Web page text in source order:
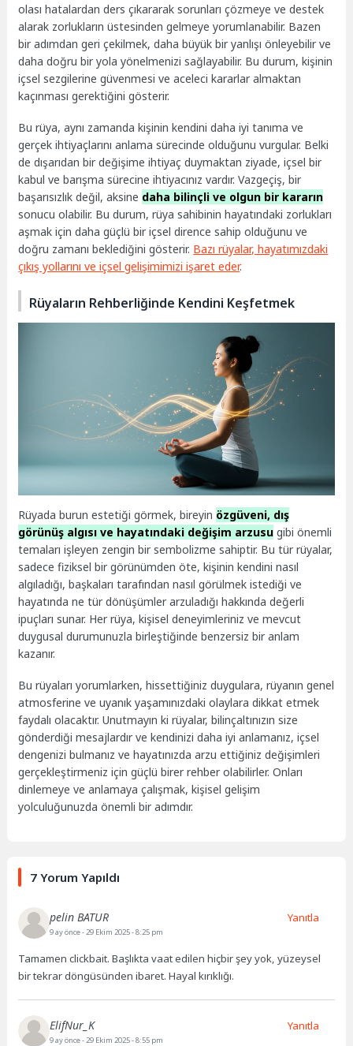
olası hatalardan ders çıkararak sorunları çözmeye ve destek
alarak zorlukların üstesinden gelmeye yorumlanabilir. Bazen
bir adımdan geri çekilmek, daha büyük bir yanlışı önleyebilir ve
daha doğru bir yola yönelmenizi sağlayabilir. Bu durum, kişinin
içsel sezgilerine güvenmesi ve aceleci kararlar almaktan
kaçınması gerektiğini gösterir.
Bu rüya, aynı zamanda kişinin kendini daha iyi tanıma ve
gerçek ihtiyaçlarını anlama sürecinde olduğunu vurgular. Belki
de dışarıdan bir değişime ihtiyaç duymaktan ziyade, içsel bir
kabul ve barışma sürecine ihtiyacınız vardır. Vazgeçiş, bir
başarısızlık değil, aksine daha bilinçli ve olgun bir kararın
sonucu olabilir. Bu durum, rüya sahibinin hayatındaki zorlukları
aşmak için daha güçlü bir içsel dirence sahip olduğunu ve
doğru zamanı beklediğini gösterir. Bazı rüyalar, hayatımızdaki
çıkış yollarını ve içsel gelişimimizi işaret eder.
Rüyaların Rehberliğinde Kendini Keşfetmek
Rüyada burun estetiği görmek, bireyin özgüveni, dış
görünüş algısı ve hayatındaki değişim arzusu gibi önemli
temaları işleyen zengin bir sembolizme sahiptir. Bu tür rüyalar,
sadece fiziksel bir görünümden öte, kişinin kendini nasıl
algıladığı, başkaları tarafından nasıl görülmek istediği ve
hayatında ne tür dönüşümler arzuladığı hakkında değerli
ipuçları sunar. Her rüya, kişisel deneyimleriniz ve mevcut
duygusal durumunuzla birleştiğinde benzersiz bir anlam
kazanır.
Bu rüyaları yorumlarken, hissettiğiniz duygulara, rüyanın genel
atmosferine ve uyanık yaşamınızdaki olaylara dikkat etmek
faydalı olacaktır. Unutmayın ki rüyalar, bilinçaltınızın size
gönderdiği mesajlardır ve kendinizi daha iyi anlamanız, içsel
dengenizi bulmanız ve hayatınızda arzu ettiğiniz değişimleri
gerçekleştirmeniz için güçlü birer rehber olabilirler. Onları
dinlemeye ve anlamaya çalışmak, kişisel gelişim
yolculuğunuzda önemli bir adımdır.
7 Yorum Yapıldı
pelin BATUR
9 ay önce- 29 Ekim 2025 - 8:25 pm
Tamamen clickbait. Başlıkta vaat edilen hiçbir şey yok, yüzeysel
bir tekrar döngüsünden ibaret. Hayal kırıklığı.
Yanıtla
ElifNur_K
9 ay önce- 29 Ekim 2025 - 8:55 pm
Yanıtla